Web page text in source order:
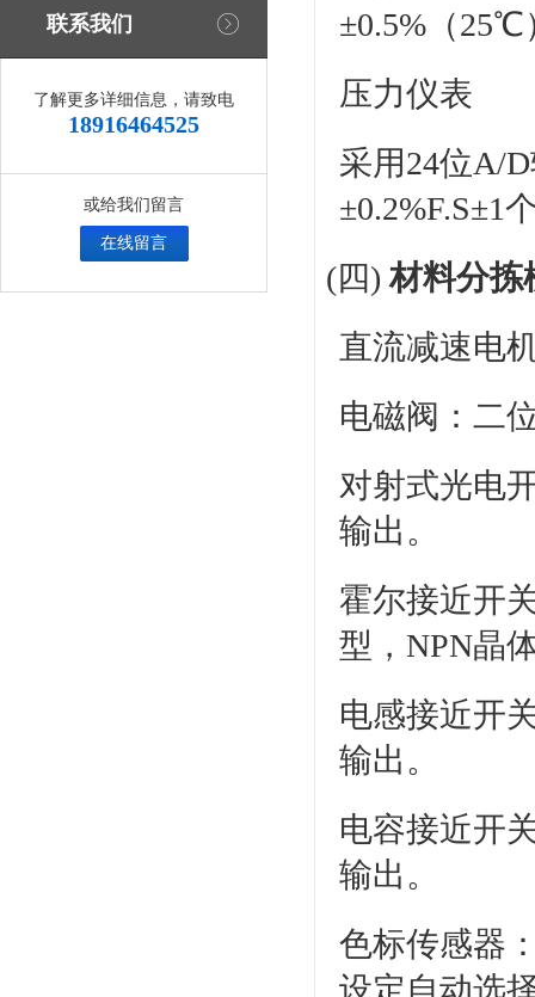
联系我们
了解更多详细信息，请致电
18916464525
或给我们留言
在线留言
±0.5%（25℃
压力仪表
采用24位A/
±0.2%F.S±1
(四)材料分拣
直流减速电
电磁阀：二
对射式光电
输出。
霍尔接近开
型，NPN晶
电感接近开
输出。
电容接近开
输出。
色标传感器
设定自动选